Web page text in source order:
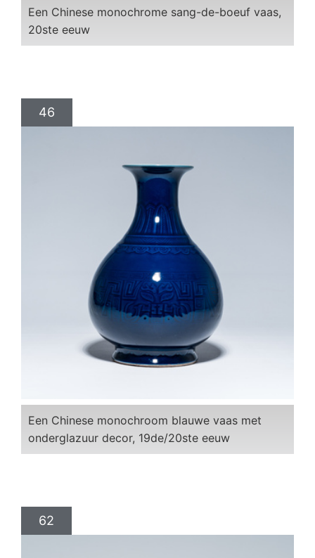
Een Chinese monochrome sang-de-boeuf vaas,
20ste eeuw
46
Een Chinese monochroom blauwe vaas met
onderglazuur decor, 19de/20ste eeuw
62